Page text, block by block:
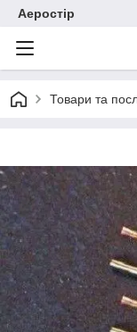
Аеростір
Товари та